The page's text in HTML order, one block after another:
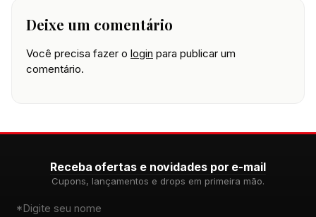
Deixe um comentário
Você precisa fazer o login para publicar um
comentário.
Receba ofertas e novidades por e-mail
Cupons, lançamentos e drops em primeira mão.